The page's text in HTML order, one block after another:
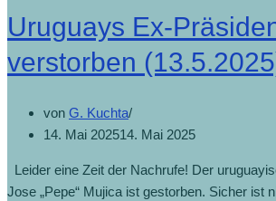
Uruguays Ex-
verstorben
von G. Kuchta
14. Mai 202514. Mai 2025
Leider eine Zeit der Nachrufe! Der
Jose „Pepe“ Mujica ist gestorben. Sicher ist